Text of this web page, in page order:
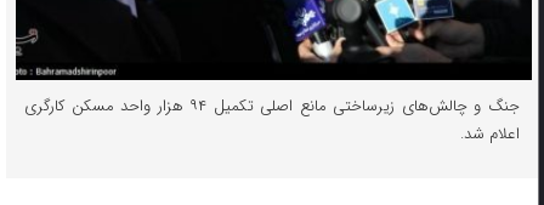
جنگ و چالش‌های زیرساختی مانع اصلی تکمیل ۹۴ هزار واحد مسکن کارگری
اعلام شد.